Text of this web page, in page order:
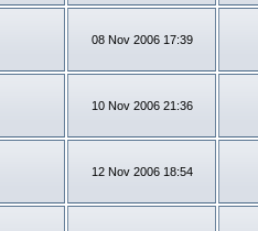
08 Nov 2006 17:39
10 Nov 2006 21:36
12 Nov 2006 18:54